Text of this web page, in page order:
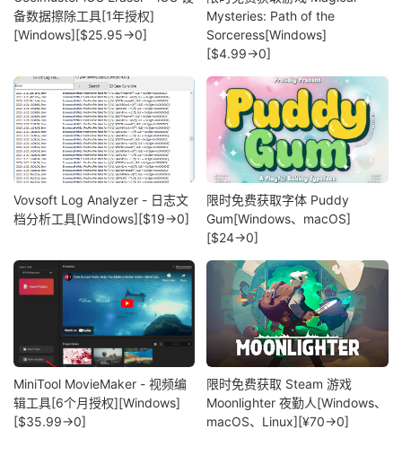
备数据擦除工具[1年授权]
[Windows][$25.95→0]
Mysteries: Path of the
Sorceress[Windows]
[$4.99→0]
Vovsoft Log Analyzer - 日志文
档分析工具[Windows][$19→0]
限时免费获取字体 Puddy
Gum[Windows、macOS]
[$24→0]
MiniTool MovieMaker - 视频编
辑工具[6个月授权][Windows]
[$35.99→0]
限时免费获取 Steam 游戏
Moonlighter 夜勤人[Windows、
macOS、Linux][¥70→0]